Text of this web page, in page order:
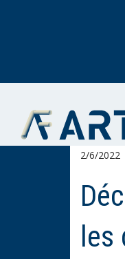
2/6/2022
les